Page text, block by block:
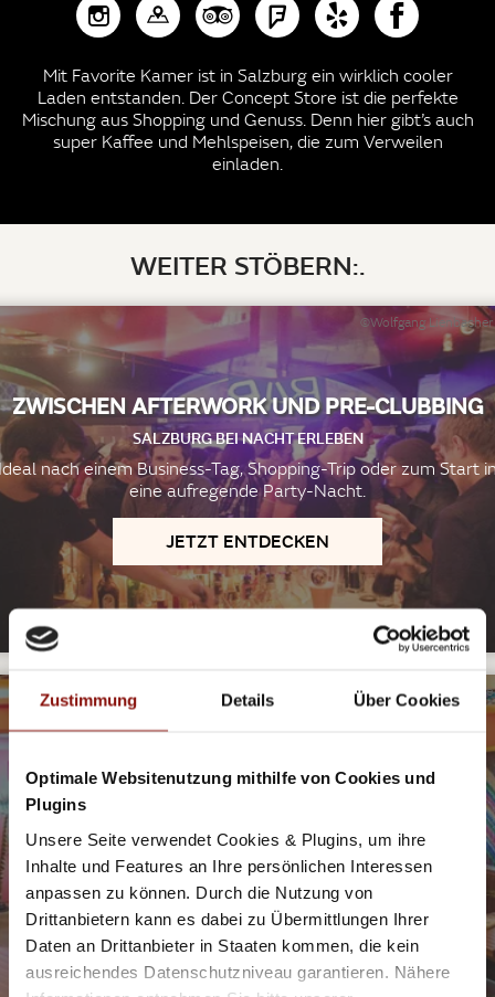
Zustimmung Details Über Cookies
Optimale Websitenutzung mithilfe von Cookies und
Plugins
Unsere Seite verwendet Cookies & Plugins, um ihre
Inhalte und Features an Ihre persönlichen Interessen
anpassen zu können. Durch die Nutzung von
Drittanbietern kann es dabei zu Übermittlungen Ihrer
Daten an Drittanbieter in Staaten kommen, die kein
ausreichendes Datenschutzniveau garantieren. Nähere
Mit Favorite Kamer ist in Salzburg ein wirklich cooler
Laden entstanden. Der Concept Store ist die perfekte
Mischung aus Shopping und Genuss. Denn hier gibt’s auch
super Kaffee und Mehlspeisen, die zum Verweilen
einladen.
WEITER STÖBERN:.
©Wolfgang Lienbacher
ZWISCHEN AFTERWORK UND PRE-CLUBBING
SALZBURG BEI NACHT ERLEBEN
nach einem Business-Tag, Shopping-Trip oder zum Start
eine aufregende Party-Nacht.
JETZT ENTDECKEN
©Afro Cafe
COCKTAILS & FANCY DRINKS
MOSCOW MULE, GIN FIZZ UND CO IN SALZBURG
Exklusive Locations und ausgefallene Drinks für besondere
Abende.
JETZT ENTDECKEN